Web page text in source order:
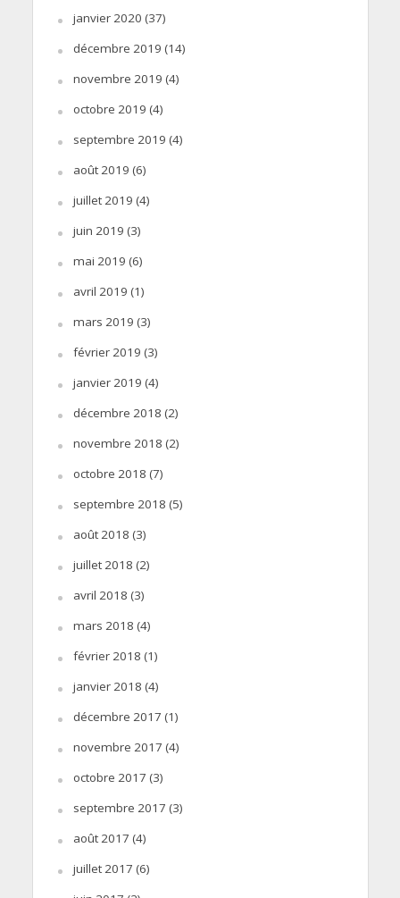
janvier 2020 (37)
décembre 2019 (14)
novembre 2019 (4)
octobre 2019 (4)
septembre 2019 (4)
août 2019 (6)
juillet 2019 (4)
juin 2019 (3)
mai 2019 (6)
avril 2019 (1)
mars 2019 (3)
février 2019 (3)
janvier 2019 (4)
décembre 2018 (2)
novembre 2018 (2)
octobre 2018 (7)
septembre 2018 (5)
août 2018 (3)
juillet 2018 (2)
avril 2018 (3)
mars 2018 (4)
février 2018 (1)
janvier 2018 (4)
décembre 2017 (1)
novembre 2017 (4)
octobre 2017 (3)
septembre 2017 (3)
août 2017 (4)
juillet 2017 (6)